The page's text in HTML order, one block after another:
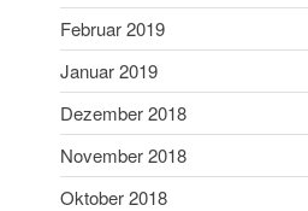
Februar 2019
Januar 2019
Dezember 2018
November 2018
Oktober 2018